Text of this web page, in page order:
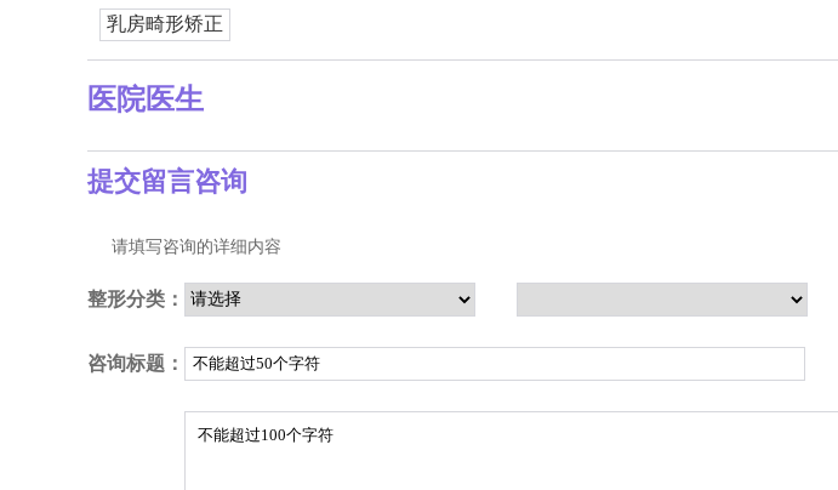
乳房畸形矫正
医院医生
提交留言咨询
请填写咨询的详细内容
整形分类：
咨询标题：